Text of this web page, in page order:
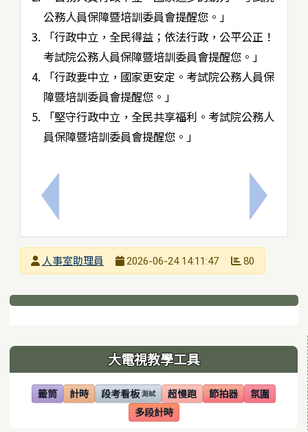
上一筆：115學年度中等學校教師在職進修特殊教育
公務人員保障暨培訓委員會提醒您。」
「行政中立，全民得益；依法行政，公平公正！
考試院公務人員保障暨培訓委員會提醒您。」
「行政要中立，國家更安定。考試院公務人員保
障暨培訓委員會提醒您。」
「堅守行政中立，全民共享福利。考試院公務人
員保障暨培訓委員會提醒您。」
下一筆：
發布者人事室助理員
2026-06-24 14:11:47 80
下中區域內容
左邊區域內容 大電視教學工具
籤筒
(另開視窗)
計時
(另開視窗)段考看板 測試
(另開視窗) 超慢跑
(另開視窗)節拍器
(另開視窗)氛圍
(另開視窗)
多段計時
(另開視窗)